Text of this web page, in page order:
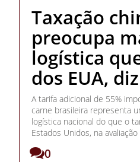
Taxação
preocupa
logística
dos EUA,
A tarifa adicional de 55%
carne brasileira representa
logística nacional do que o
Estados Unidos, na
0